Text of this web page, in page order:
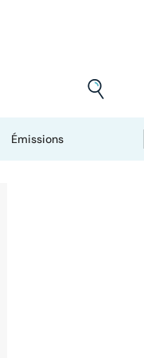
Émissions